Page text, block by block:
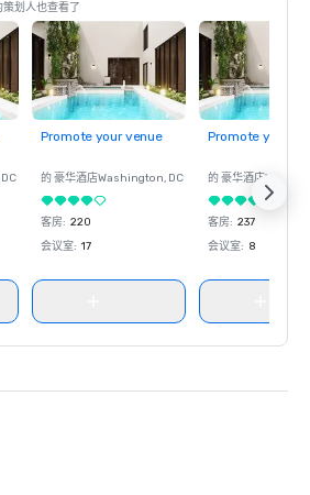
划人也查看了
DC
Promote your venue
的 豪华酒店Washington, DC
客房: 220
会议室: 17
Promote your
的 豪华酒店
客房: 237
会议室: 8